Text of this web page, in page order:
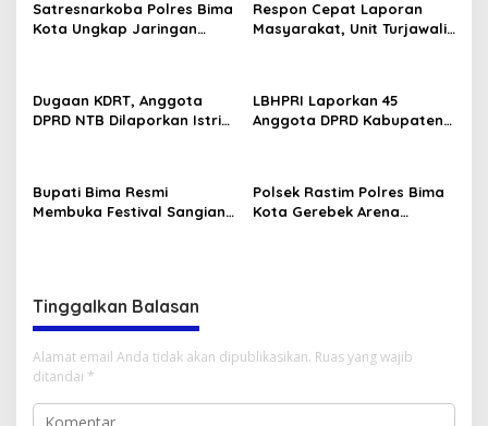
Satresnarkoba Polres Bima
Kota Ungkap Jaringan
Respon Cepat Laporan
Masyarakat, Unit Turjawali
Dugaan KDRT, Anggota
DPRD NTB Dilaporkan Istri
LBHPRI Laporkan 45
Anggota DPRD Kabupaten
Bupati Bima Resmi
Membuka Festival Sangiang
Polsek Rastim Polres Bima
Kota Gerebek Arena
Tinggalkan Balasan
Alamat email Anda tidak akan dipublikasikan. Ruas yang wajib
ditandai *